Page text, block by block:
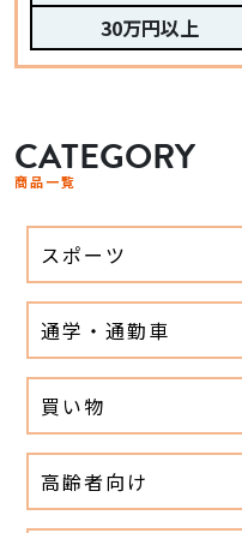
30万円以上
CATEGORY
商品一覧
スポーツ
通学・通勤車
買い物
高齢者向け